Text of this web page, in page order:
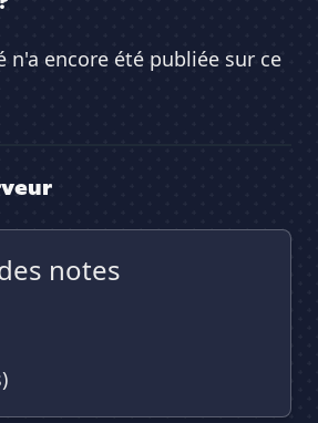
n'a encore été publiée sur ce
notes